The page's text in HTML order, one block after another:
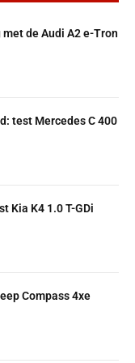
de Audi A2 e-Tron
test Mercedes C 400
Kia K4 1.0 T-GDi
Compass 4xe